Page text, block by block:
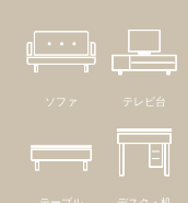
ソファ テレビ台